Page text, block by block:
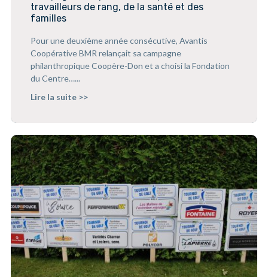
travailleurs de rang, de la santé et des
familles
Pour une deuxième année consécutive, Avantis
Coopérative BMR relançait sa campagne
philanthropique Coopère-Don et a choisi la Fondation
du Centre…...
Lire la suite >>